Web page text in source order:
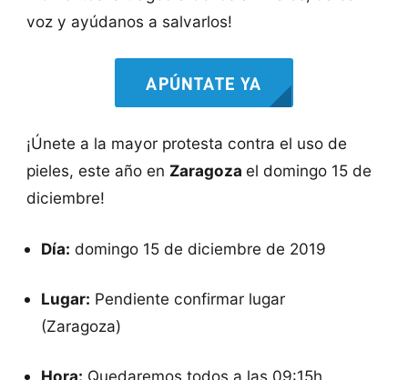
voz y ayúdanos a salvarlos!
APÚNTATE YA
¡Únete a la mayor protesta contra el uso de
pieles, este año en Zaragoza el domingo 15 de
diciembre!
Día: domingo 15 de diciembre de 2019
Lugar: Pendiente confirmar lugar
(Zaragoza)
Hora: Quedaremos todos a las 09:15h.